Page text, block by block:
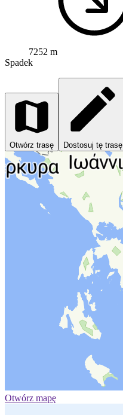
7252 m
Spadek
Otwórz trasę Dostosuj tę trasę
Otwórz mapę